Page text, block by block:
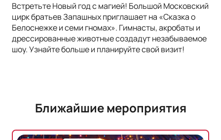
Встретьте Новый год с магией! Большой Московский
цирк братьев Запашных приглашает на «Сказка о
Белоснежке и семи гномах». Гимнасты, акробаты и
дрессированные животные создадут незабываемое
шоу. Узнайте больше и планируйте свой визит!
Ближайшие мероприятия